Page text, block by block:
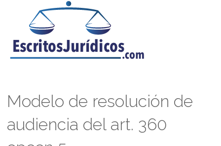
Modelo de resolución de
audiencia del art. 360